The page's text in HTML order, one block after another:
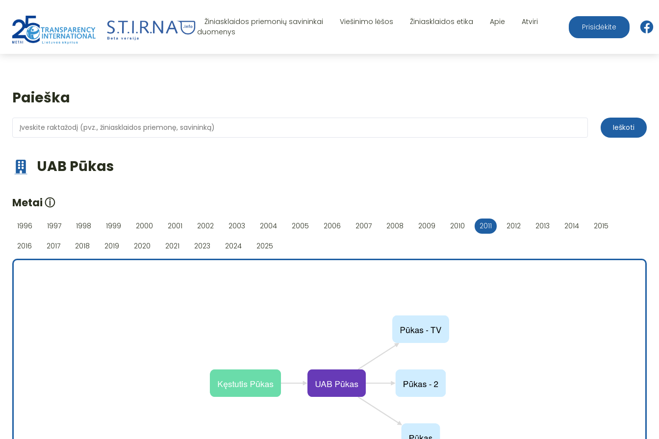
Žiniasklaidos priemonių savininkai Viešinimo lėšos Žiniasklaidos etika Apie
Atviri
duomenys
Prisidėkite
Paieška
Ieškoti
UAB Pūkas
Metaiⓘ
1996 1997 1998 1999 2000 2001 2002 2003 2004 2005 2006 2007 2008 2009 2010 2011 2012 2013 2014 2015
2016 2017 2018 2019 2020 2021 2023 2024 2025